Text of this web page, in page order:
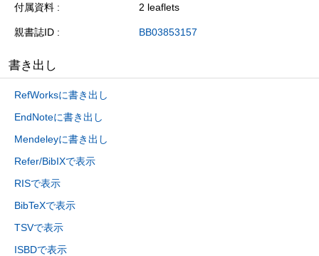
付属資料
2 leaflets
親書誌ID BB03853157
書き出し
RefWorksに書き出し
EndNoteに書き出し
Mendeleyに書き出し
Refer/BibIXで表示
RISで表示
BibTeXで表示
TSVで表示
ISBDで表示